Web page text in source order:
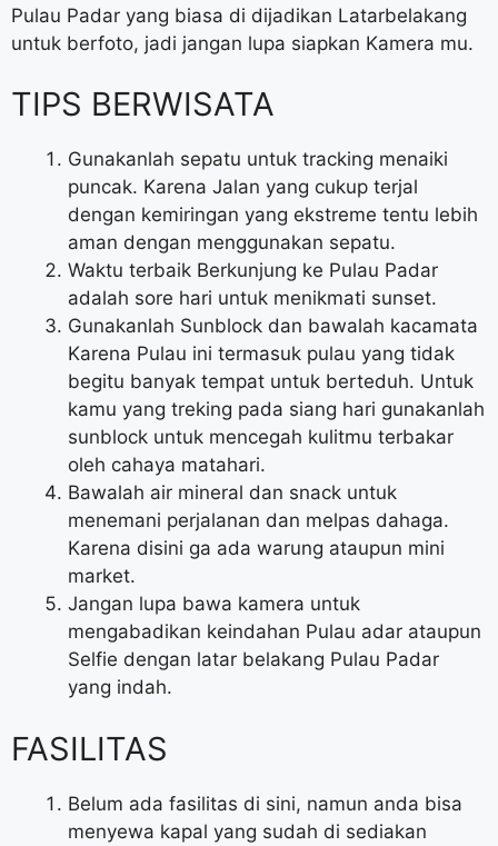
Pulau Padar yang biasa di dijadikan Latarbelakang
untuk berfoto, jadi jangan lupa siapkan Kamera mu.
TIPS BERWISATA
Gunakanlah sepatu untuk tracking menaiki
puncak. Karena Jalan yang cukup terjal
dengan kemiringan yang ekstreme tentu lebih
aman dengan menggunakan sepatu.
Waktu terbaik Berkunjung ke Pulau Padar
adalah sore hari untuk menikmati sunset.
Gunakanlah Sunblock dan bawalah kacamata
Karena Pulau ini termasuk pulau yang tidak
begitu banyak tempat untuk berteduh. Untuk
kamu yang treking pada siang hari gunakanlah
sunblock untuk mencegah kulitmu terbakar
oleh cahaya matahari.
Bawalah air mineral dan snack untuk
menemani perjalanan dan melpas dahaga.
Karena disini ga ada warung ataupun mini
market.
Jangan lupa bawa kamera untuk
mengabadikan keindahan Pulau adar ataupun
Selfie dengan latar belakang Pulau Padar
yang indah.
FASILITAS
Belum ada fasilitas di sini, namun anda bisa
menyewa kapal yang sudah di sediakan